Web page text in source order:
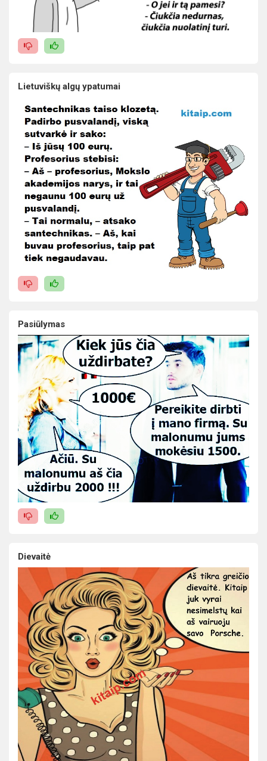
Lietuviškų algų ypatumai
Pasiūlymas
Dievaitė